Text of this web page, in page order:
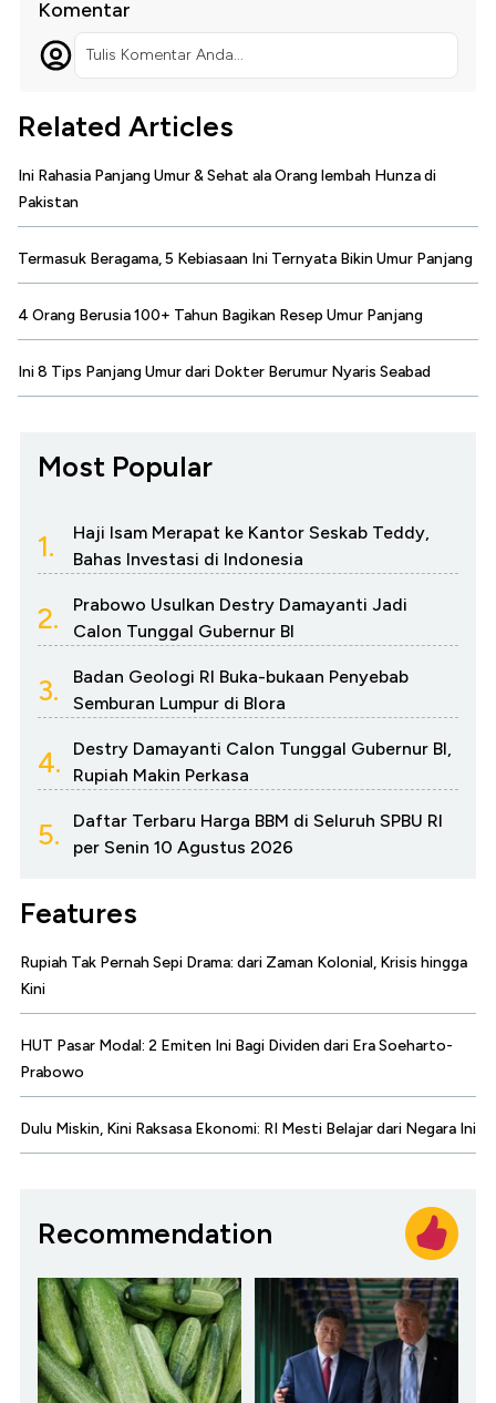
Komentar
Tulis Komentar Anda...
Related Articles
Ini Rahasia Panjang Umur & Sehat ala Orang lembah Hunza di
Pakistan
Termasuk Beragama, 5 Kebiasaan Ini Ternyata Bikin Umur Panjang
4 Orang Berusia 100+ Tahun Bagikan Resep Umur Panjang
Ini 8 Tips Panjang Umur dari Dokter Berumur Nyaris Seabad
Most Popular
1.
Haji Isam Merapat ke Kantor Seskab Teddy,
Bahas Investasi di Indonesia
2.
Prabowo Usulkan Destry Damayanti Jadi
Calon Tunggal Gubernur BI
3.
Badan Geologi RI Buka-bukaan Penyebab
Semburan Lumpur di Blora
4.
Destry Damayanti Calon Tunggal Gubernur BI,
Rupiah Makin Perkasa
5.
Daftar Terbaru Harga BBM di Seluruh SPBU RI
per Senin 10 Agustus 2026
Features
Rupiah Tak Pernah Sepi Drama: dari Zaman Kolonial, Krisis hingga
Kini
HUT Pasar Modal: 2 Emiten Ini Bagi Dividen dari Era Soeharto-
Prabowo
Dulu Miskin, Kini Raksasa Ekonomi: RI Mesti Belajar dari Negara Ini
Recommendation